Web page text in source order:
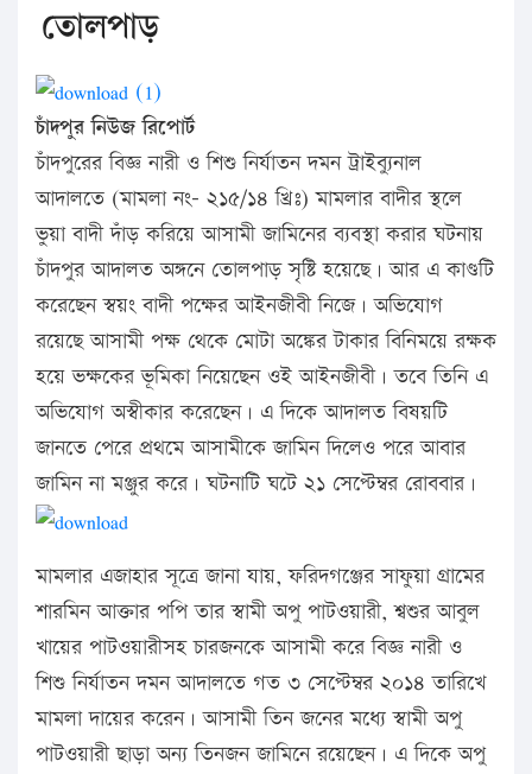
তোলপাড়
চাঁদপুর নিউজ রিপোর্ট
চাঁদপুরের বিজ্ঞ নারী ও শিশু নির্যাতন দমন ট্রাইব্যুনাল
আদালতে (মামলা নং- ২১৫/১৪ খ্রিঃ) মামলার বাদীর স্থলে
ভুয়া বাদী দাঁড় করিয়ে আসামী জামিনের ব্যবস্থা করার ঘটনায়
চাঁদপুর আদালত অঙ্গনে তোলপাড় সৃষ্টি হয়েছে। আর এ কাণ্ডটি
করেছেন স্বয়ং বাদী পক্ষের আইনজীবী নিজে। অভিযোগ
রয়েছে আসামী পক্ষ থেকে মোটা অঙ্কের টাকার বিনিময়ে রক্ষক
হয়ে ভক্ষকের ভূমিকা নিয়েছেন ওই আইনজীবী। তবে তিনি এ
অভিযোগ অস্বীকার করেছেন। এ দিকে আদালত বিষয়টি
জানতে পেরে প্রথমে আসামীকে জামিন দিলেও পরে আবার
জামিন না মঞ্জুর করে। ঘটনাটি ঘটে ২১ সেপ্টেম্বর রোববার।
মামলার এজাহার সূত্রে জানা যায়, ফরিদগঞ্জের সাফুয়া গ্রামের
শারমিন আক্তার পপি তার স্বামী অপু পাটওয়ারী, শ্বশুর আবুল
খায়ের পাটওয়ারীসহ চারজনকে আসামী করে বিজ্ঞ নারী ও
শিশু নির্যাতন দমন আদালতে গত ৩ সেপ্টেম্বর ২০১৪ তারিখে
মামলা দায়ের করেন। আসামী তিন জনের মধ্যে স্বামী অপু
পাটওয়ারী ছাড়া অন্য তিনজন জামিনে রয়েছেন। এ দিকে অপু